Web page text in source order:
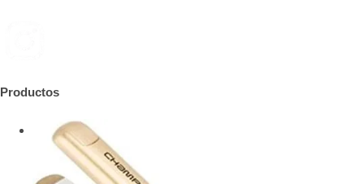
Productos